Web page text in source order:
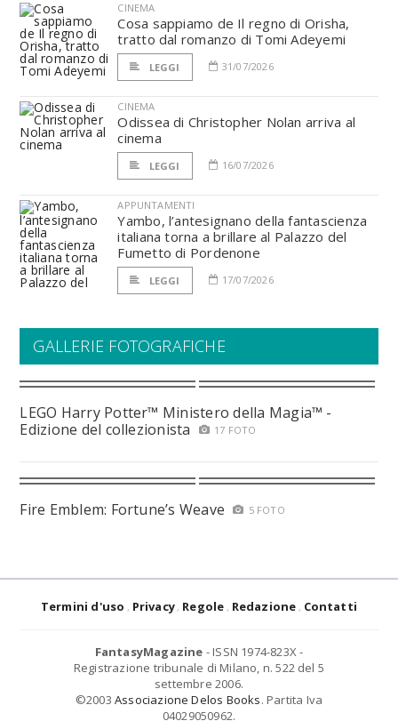
CINEMA
Cosa sappiamo de Il regno di Orisha,
tratto dal romanzo di Tomi Adeyemi
LEGGI 31/07/2026
CINEMA
Odissea di Christopher Nolan arriva al
cinema
LEGGI 16/07/2026
APPUNTAMENTI
Yambo, l’antesignano della fantascienza
italiana torna a brillare al Palazzo del
Fumetto di Pordenone
LEGGI 17/07/2026
GALLERIE FOTOGRAFICHE
LEGO Harry Potter™ Ministero della Magia™ -
Edizione del collezionista
17 FOTO
Fire Emblem: Fortune’s Weave 5 FOTO
Termini d'uso Privacy Regole Redazione Contatti
FantasyMagazine - ISSN 1974-823X -
Registrazione tribunale di Milano, n. 522 del 5
settembre 2006.
©2003 Associazione Delos Books. Partita Iva
04029050962.